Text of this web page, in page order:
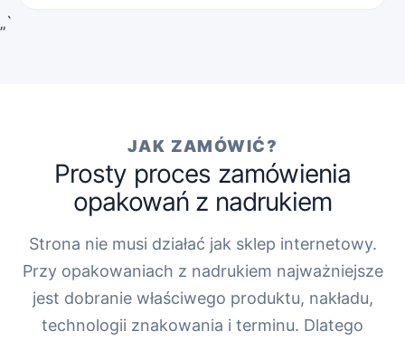
„`
JAK ZAMÓWIĆ?
Prosty proces zamówienia
opakowań z nadrukiem
Strona nie musi działać jak sklep internetowy.
Przy opakowaniach z nadrukiem najważniejsze
jest dobranie właściwego produktu, nakładu,
technologii znakowania i terminu. Dlatego